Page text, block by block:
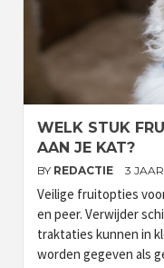
WELK STUK
AAN JE KAT?
BY REDACTIE 3
Veilige fruitopties
en peer. Verwijder
traktaties kunnen in
worden gegeven als